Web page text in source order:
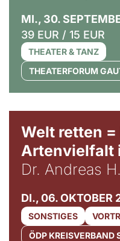
MI., 30.
39 EUR / 15 EUR
THEATER & TANZ
THEATERFORUM
Welt retten
Artenvielfalt
Dr. Andreas
DI., 06. OKTOBER
SONSTIGES
ÖDP KREISVERBAND